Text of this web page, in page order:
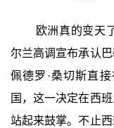
欧洲真的变天
尔兰高调宣布承认
佩德罗·桑切斯直
国，这一决定在西
站起来鼓掌。不止